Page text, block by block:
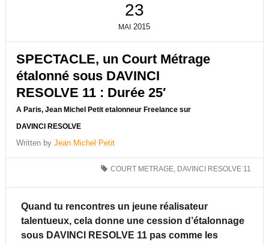
23
MAI 2015
SPECTACLE, un Court Métrage
étalonné sous DAVINCI
RESOLVE 11 : Durée 25′
A Paris, Jean Michel Petit etalonneur Freelance sur
DAVINCI RESOLVE
Written byJean Michel Petit
COURT METRAGE, DAVINCI RESOLVE 11
Quand tu rencontres un jeune réalisateur
talentueux, cela donne une cession d’étalonnage
sous DAVINCI RESOLVE 11 pas comme les